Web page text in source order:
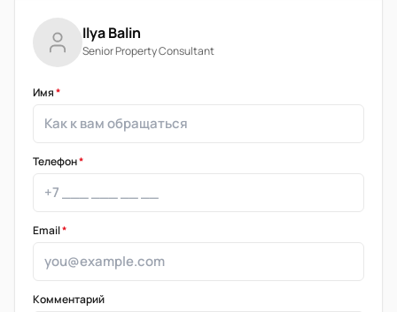
Ilya Balin
Senior Property Consultant
Имя*
Телефон*
Email*
Комментарий